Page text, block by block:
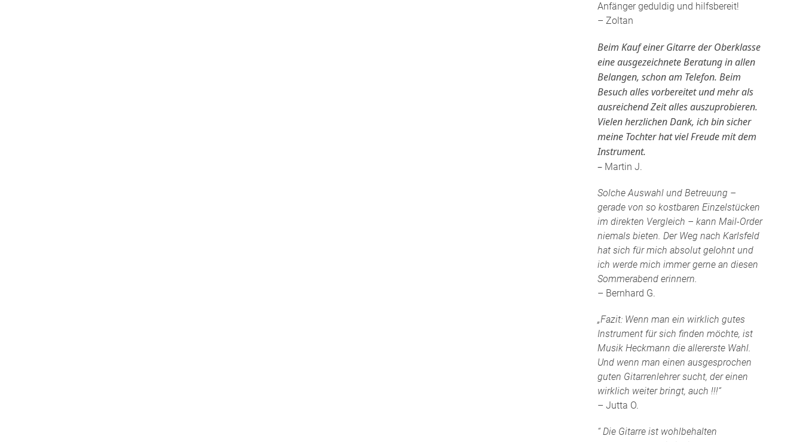
Anfänger geduldig und hilfsbereit!
– Zoltan
Beim Kauf einer Gitarre der Oberklasse
eine ausgezeichnete Beratung in allen
Belangen, schon am Telefon. Beim
Besuch alles vorbereitet und mehr als
ausreichend Zeit alles auszuprobieren.
Vielen herzlichen Dank, ich bin sicher
meine Tochter hat viel Freude mit dem
Instrument.
– Martin J.
Solche Auswahl und Betreuung –
gerade von so kostbaren Einzelstücken
im direkten Vergleich – kann Mail-Order
niemals bieten. Der Weg nach Karlsfeld
hat sich für mich absolut gelohnt und
ich werde mich immer gerne an diesen
Sommerabend erinnern.
– Bernhard G.
„Fazit: Wenn man ein wirklich gutes
Instrument für sich finden möchte, ist
Musik Heckmann die allererste Wahl.
Und wenn man einen ausgesprochen
guten Gitarrenlehrer sucht, der einen
wirklich weiter bringt, auch !!!“
– Jutta O.
“ Die Gitarre ist wohlbehalten